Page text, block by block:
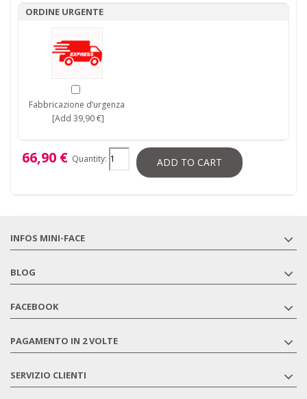
ORDINE URGENTE
Fabbricazione d’urgenza
[Add 39,90 €]
66,90 € Quantity: ADD TO CART
INFOS MINI-FACE
BLOG
FACEBOOK
PAGAMENTO IN 2 VOLTE
SERVIZIO CLIENTI